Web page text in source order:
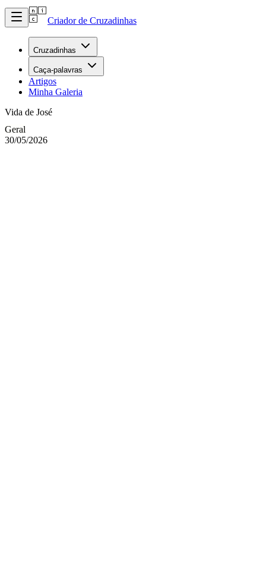
Criador de Cruzadinhas
Cruzadinhas
Caça-palavras
Artigos
Minha Galeria
Vida de José
Geral
30/05/2026